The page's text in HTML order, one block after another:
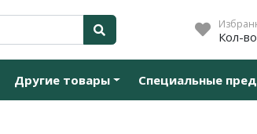
Кол-
Другие товары Специальные